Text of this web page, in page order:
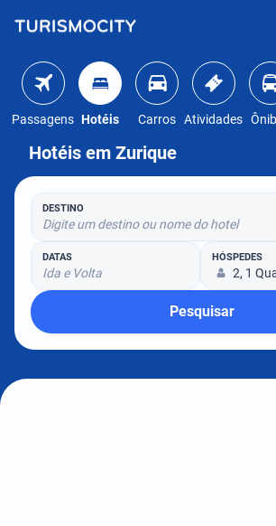
Passagens Hotéis Carros Atividades
Hotéis em Zurique
DESTINO
Digite um destino ou nome do hotel
DATAS
Ida e Volta
HÓSPEDES
2, 1
Pesquisar